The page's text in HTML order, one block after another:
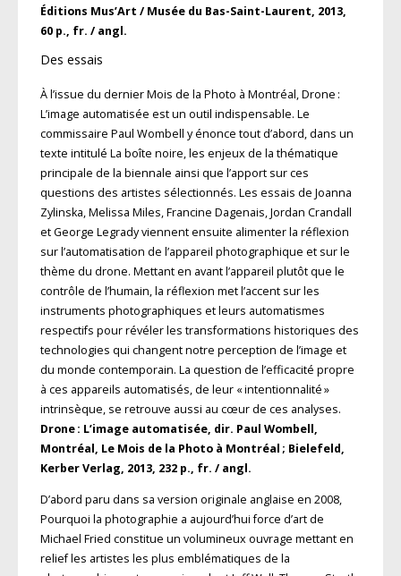
Éditions Mus’Art / Musée du Bas-Saint-Laurent, 2013,
60 p., fr. / angl.
Des essais
À l’issue du dernier Mois de la Photo à Montréal, Drone :
L’image automatisée est un outil indispensable. Le
commissaire Paul Wombell y énonce tout d’abord, dans un
texte intitulé La boîte noire, les enjeux de la thématique
principale de la biennale ainsi que l’apport sur ces
questions des artistes sélectionnés. Les essais de Joanna
Zylinska, Melissa Miles, Francine Dagenais, Jordan Crandall
et George Legrady viennent ensuite alimenter la réflexion
sur l’automatisation de l’appareil photographique et sur le
thème du drone. Mettant en avant l’appareil plutôt que le
contrôle de l’humain, la réflexion met l’accent sur les
instruments photographiques et leurs automatismes
respectifs pour révéler les transformations historiques des
technologies qui changent notre perception de l’image et
du monde contemporain. La question de l’efficacité propre
à ces appareils automatisés, de leur « intentionnalité »
intrinsèque, se retrouve aussi au cœur de ces analyses.
Drone : L’image automatisée, dir. Paul Wombell,
Montréal, Le Mois de la Photo à Montréal ; Bielefeld,
Kerber Verlag, 2013, 232 p., fr. / angl.
D’abord paru dans sa version originale anglaise en 2008,
Pourquoi la photographie a aujourd’hui force d’art de
Michael Fried constitue un volumineux ouvrage mettant en
relief les artistes les plus emblémati­ques de la